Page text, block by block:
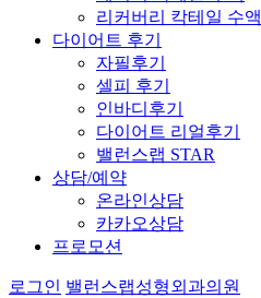
리커버리 칵테일 수액
다이어트 후기
자필후기
셀피 후기
인바디후기
다이어트 리얼후기
밸런스랩 STAR
상담/예약
온라인상담
카카오상담
프로모션
로그인 밸런스랩성형외과의원